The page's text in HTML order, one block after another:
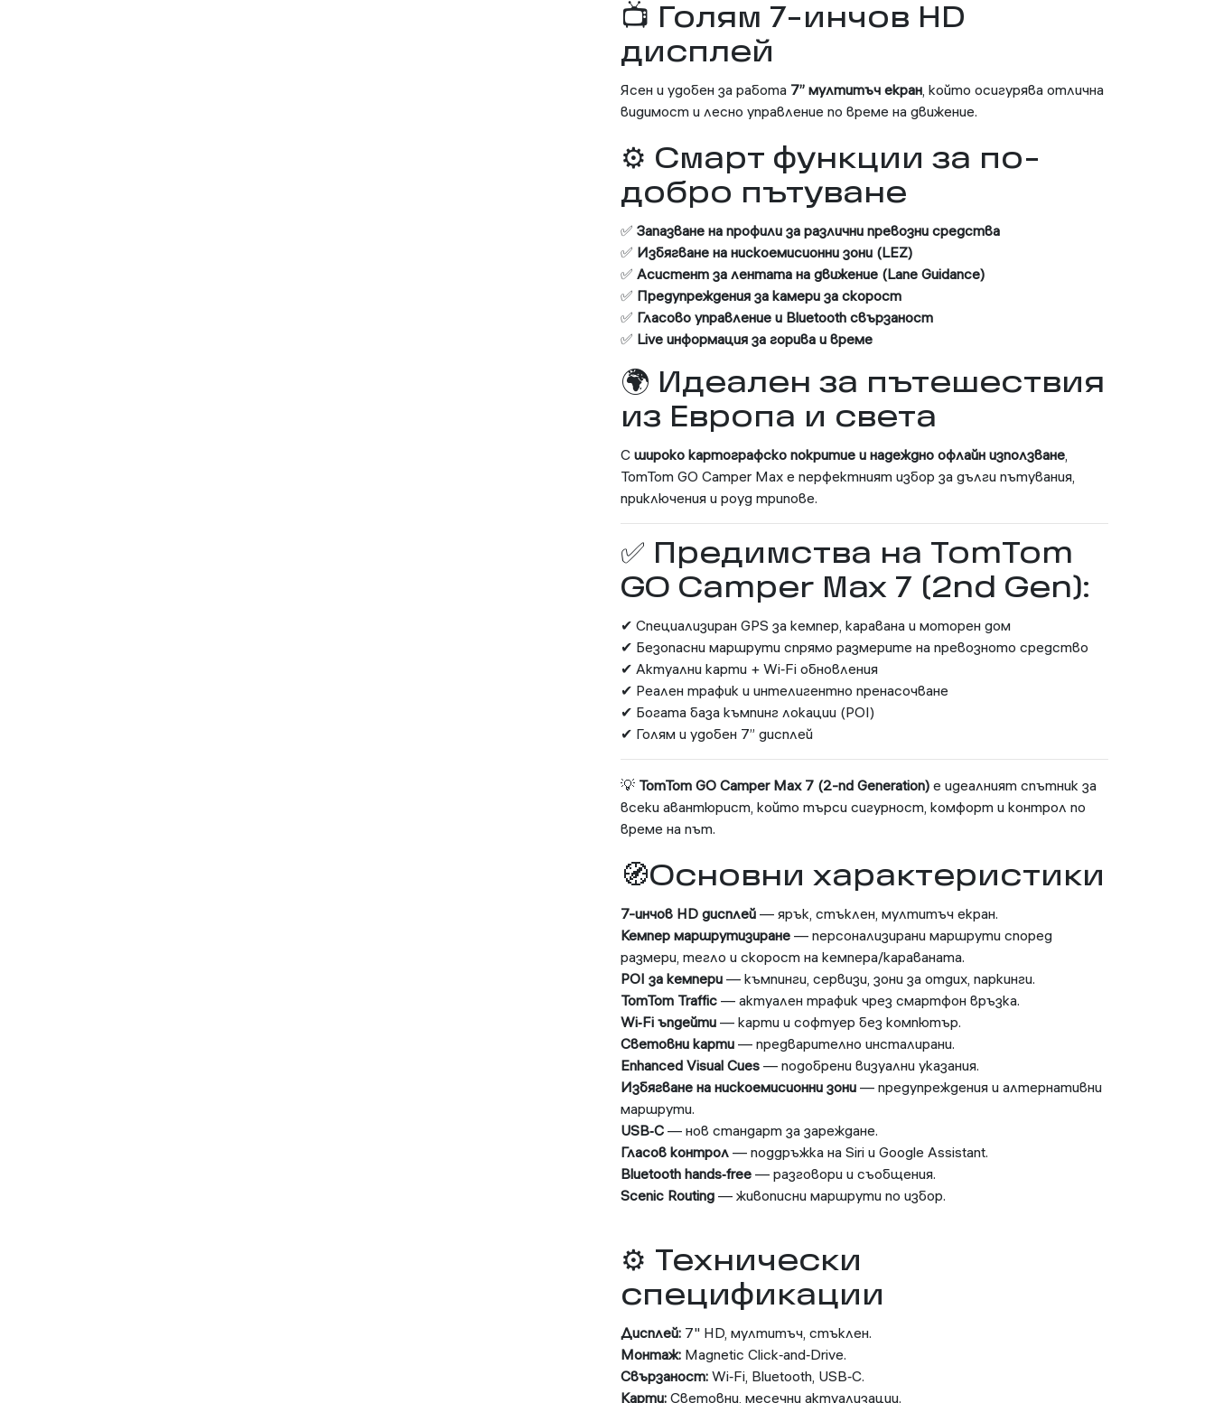
📺 Голям 7-инчов HD
дисплей
Ясен и удобен за работа 7” мултитъч екран, който осигурява отлична
видимост и лесно управление по време на движение.
⚙ Смарт функции за по-
добро пътуване
✅ Запазване на профили за различни превозни средства
✅ Избягване на нискоемисионни зони (LEZ)
✅ Асистент за лентата на движение (Lane Guidance)
✅ Предупреждения за камери за скорост
✅ Гласово управление и Bluetooth свързаност
✅ Live информация за горива и време
🌍 Идеален за пътешествия
из Европа и света
С широко картографско покритие и надеждно офлайн използване,
TomTom GO Camper Max е перфектният избор за дълги пътувания,
приключения и роуд трипове.
✅ Предимства на TomTom
GO Camper Max 7 (2nd Gen):
✔ Специализиран GPS за кемпер, каравана и моторен дом
✔ Безопасни маршрути спрямо размерите на превозното средство
✔ Актуални карти + Wi‑Fi обновления
✔ Реален трафик и интелигентно пренасочване
✔ Богата база къмпинг локации (POI)
✔ Голям и удобен 7” дисплей
💡 TomTom GO Camper Max 7 (2-nd Generation) е идеалният спътник за
всеки авантюрист, който търси сигурност, комфорт и контрол по
време на път.
🧭Основни характеристики
7-инчов HD дисплей — ярък, стъклен, мултитъч екран.
Кемпер маршрутизиране — персонализирани маршрути според
размери, тегло и скорост на кемпера/караваната.
POI за кемпери — къмпинги, сервизи, зони за отдих, паркинги.
TomTom Traffic — актуален трафик чрез смартфон връзка.
Wi‑Fi ъпдейти — карти и софтуер без компютър.
Световни карти — предварително инсталирани.
Enhanced Visual Cues — подобрени визуални указания.
Избягване на нискоемисионни зони — предупреждения и алтернативни
маршрути.
USB‑C — нов стандарт за зареждане.
Гласов контрол — поддръжка на Siri и Google Assistant.
Bluetooth hands‑free — разговори и съобщения.
Scenic Routing — живописни маршрути по избор.
⚙️ Технически
спецификации
Дисплей: 7" HD, мултитъч, стъклен.
Монтаж: Magnetic Click‑and‑Drive.
Свързаност: Wi‑Fi, Bluetooth, USB‑C.
Карти: Световни, месечни актуализации.